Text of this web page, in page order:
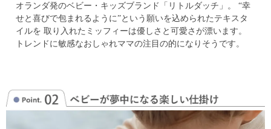
オランダ発のベビー・キッズブランド「リトルダッチ」。
“幸
せと喜びで包まれるように”という願いを込められたテキスタ
イルを 取り入れたミッフィーは優しさと可愛さが漂います。
トレンドに敏感なおしゃれママの注目の的になりそうです。